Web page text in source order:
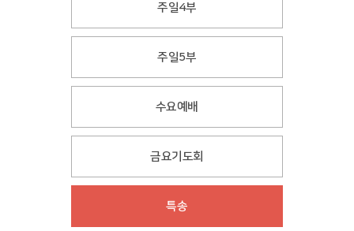
주일4부
주일5부
수요예배
금요기도회
특송